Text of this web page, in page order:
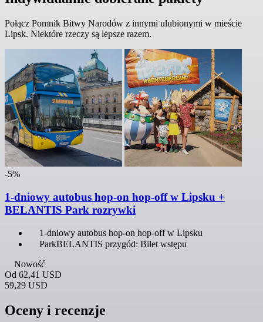
Połącz Pomnik Bitwy Narodów z innymi ulubionymi w mieście
Lipsk. Niektóre rzeczy są lepsze razem.
-5%
1-dniowy autobus hop-on hop-off w Lipsku +
BELANTIS Park rozrywki
1-dniowy autobus hop-on hop-off w Lipsku
ParkBELANTIS przygód: Bilet wstępu
Nowość
Od 62,41 USD
59,29 USD
Oceny i recenzje